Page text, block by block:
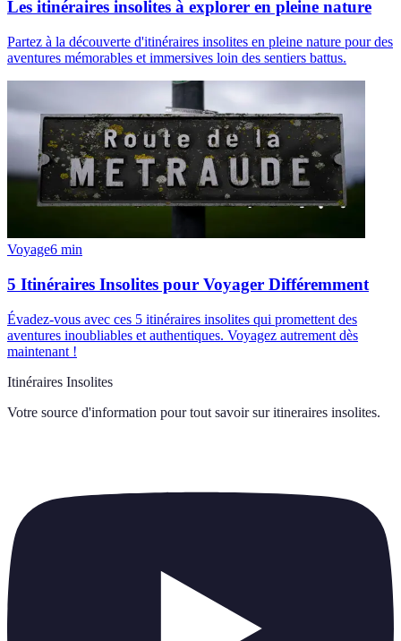
Les itinéraires insolites à explorer en pleine nature
Partez à la découverte d'itinéraires insolites en pleine nature pour des
aventures mémorables et immersives loin des sentiers battus.
Voyage6 min
5 Itinéraires Insolites pour Voyager Différemment
Évadez-vous avec ces 5 itinéraires insolites qui promettent des
aventures inoubliables et authentiques. Voyagez autrement dès
maintenant !
Itinéraires Insolites
Votre source d'information pour tout savoir sur itineraires insolites.